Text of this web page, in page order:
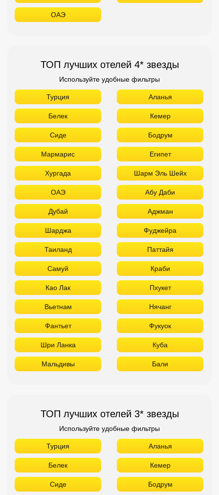
ОАЭ
ТОП лучших отелей 4* звезды
Используйте удобные фильтры
Турция Аланья
Белек Кемер
Сиде Бодрум
Мармарис Египет
Хургада Шарм Эль Шейх
ОАЭ Абу Даби
Дубай Аджман
Шарджа Фуджейра
Таиланд Паттайя
Самуй Краби
Као Лак Пхукет
Вьетнам Нячанг
Фантьет Фукуок
Шри Ланка Куба
Мальдивы Бали
ТОП лучших отелей 3* звезды
Используйте удобные фильтры
Турция Аланья
Белек Кемер
Сиде Бодрум